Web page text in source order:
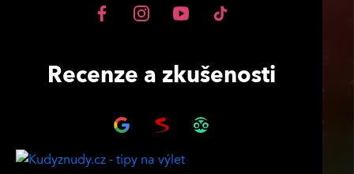
Recenze a zkušenosti